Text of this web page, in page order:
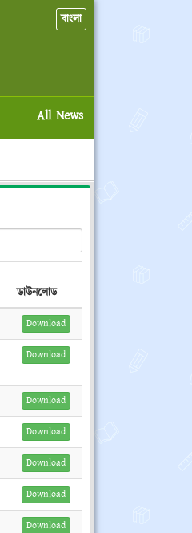
বাংলা
All News
ডাউনলোড
Download
Download
Download
Download
Download
Download
Download